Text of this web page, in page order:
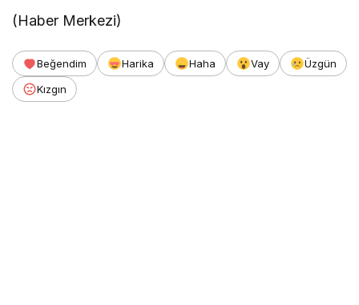
(Haber Merkezi)
Beğendim Harika Haha Vay
Üzgün
Kızgın